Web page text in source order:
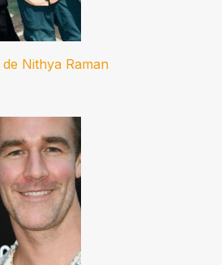
de Nithya Raman